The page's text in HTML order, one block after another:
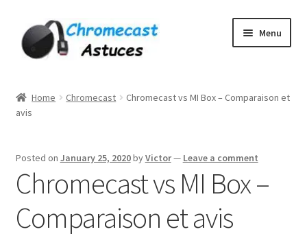
Skip
to
navigation
Skip
to
content
Menu
À PROPOS DE NOUS
Checkout
Contact
Home Chromecast
Chromecast vs MI Box – Comparaison et
avis
Posted on January 25, 2020byVictor— Leave a comment
Chromecast vs MI Box –
Comparaison et avis